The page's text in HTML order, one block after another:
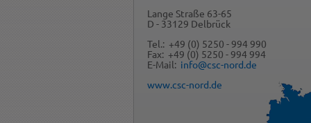
Lange Straße 63-65
D - 33129 Delbrück
Tel.: +49 (0) 5250 - 994 990
Fax: +49 (0) 5250 - 994 994
E-Mail: info@csc-nord.de
www.csc-nord.de